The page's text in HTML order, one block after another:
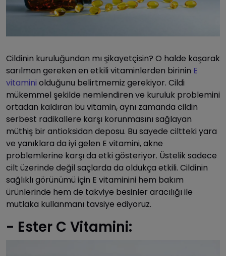
Cildinin kuruluğundan mı şikayetçisin? O halde koşarak
sarılman gereken en etkili vitaminlerden birinin E
vitamini olduğunu belirtmemiz gerekiyor. Cildi
mükemmel şekilde nemlendiren ve kuruluk problemini
ortadan kaldıran bu vitamin, aynı zamanda cildin
serbest radikallere karşı korunmasını sağlayan
müthiş bir antioksidan deposu. Bu sayede ciltteki yara
ve yanıklara da iyi gelen E vitamini, akne
problemlerine karşı da etki gösteriyor. Üstelik sadece
cilt üzerinde değil saçlarda da oldukça etkili. Cildinin
sağlıklı görünümü için E vitaminini hem bakım
ürünlerinde hem de takviye besinler aracılığı ile
mutlaka kullanmanı tavsiye ediyoruz.
- Ester C Vitamini: